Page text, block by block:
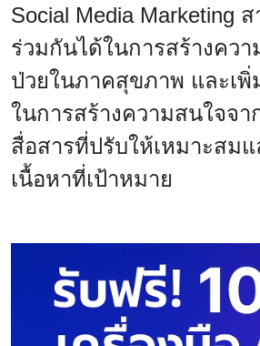
Social Media Marketing
ร่วมกันได้ในการสร้างคว
ป่วยในภาคสุขภาพ และเ
ในการสร้างความสนใจจา
สื่อสารที่ปรับให้เหมาะสม
เนื้อหาที่เป้าหมาย